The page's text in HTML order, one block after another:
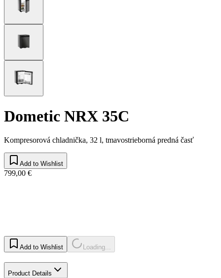
Dometic NRX 35C
Kompresorová chladnička, 32 l, tmavostrieborná predná časť
Add to Wishlist
799,00 €
Add to Wishlist Loading...
Product Details